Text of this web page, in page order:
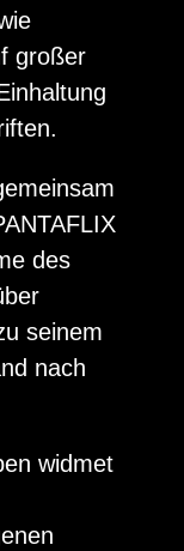
großer
des
seinem
nach
widmet